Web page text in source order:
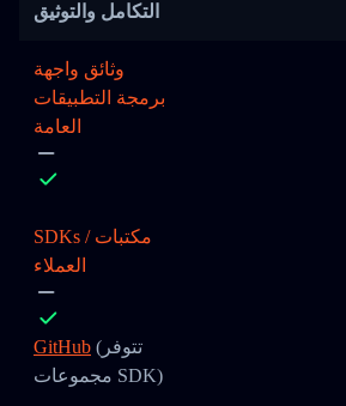
التكامل والتوثيق
وثائق واجهة
برمجة التطبيقات
العامة
SDKs / مكتبات
العملاء
GitHub (تتوفر
مجموعات SDK)